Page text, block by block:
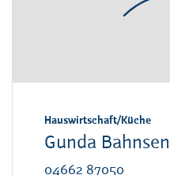
Hauswirtschaft/Küche
Gunda Bahnsen
04662 87050